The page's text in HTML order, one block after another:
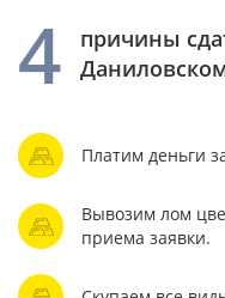
4
причины
Платим деньги
Вывозим лом
приема заявки.